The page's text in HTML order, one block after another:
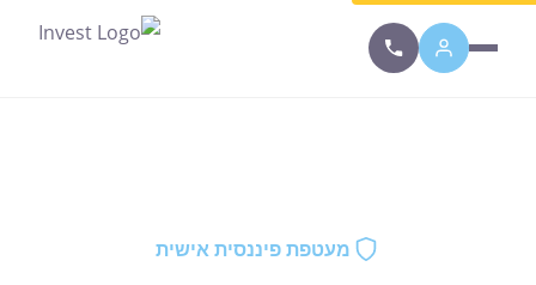
מעטפת פיננסית אישית